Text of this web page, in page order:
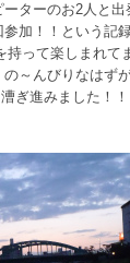
ターのお2人と出
加！！という記
って楽しまれて
～んびりなはず
ぎ進みました！！